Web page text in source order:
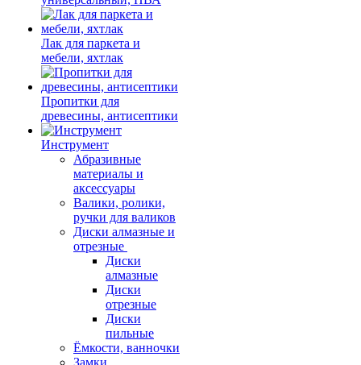
Лак для паркета и
мебели, яхтлак
Пропитки для
древесины, антисептики
Инструмент
Абразивные
материалы и
аксессуары
Валики, ролики,
ручки для валиков
Диски алмазные и
отрезные
Диски
алмазные
Диски
отрезные
Диски
пильные
Ёмкости, ванночки
Замки